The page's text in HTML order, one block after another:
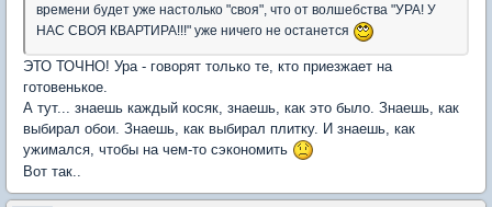
времени будет уже настолько "своя", что от волшебства "УРА! У
НАС СВОЯ КВАРТИРА!!!" уже ничего не останется
ЭТО ТОЧНО! Ура - говорят только те, кто приезжает на
готовенькое.
А тут... знаешь каждый косяк, знаешь, как это было. Знаешь, как
выбирал обои. Знаешь, как выбирал плитку. И знаешь, как
ужимался, чтобы на чем-то сэкономить
Вот так..